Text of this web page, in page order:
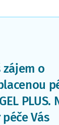
zájem o
PLUS.
Vás